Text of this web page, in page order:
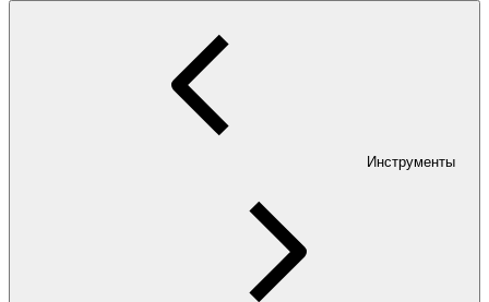
Инструменты